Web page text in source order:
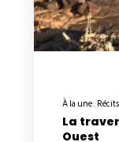
À la une
La
Ouest